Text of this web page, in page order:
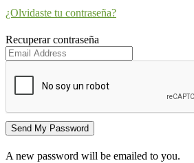
¿Olvidaste tu contraseña?
Recuperar contraseña
A new password will be emailed to you.